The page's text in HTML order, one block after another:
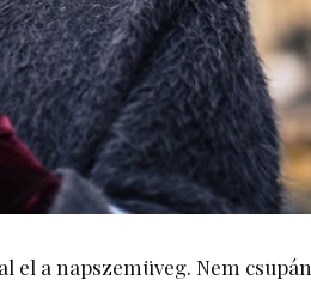
el a napszemüveg. Nem csupán